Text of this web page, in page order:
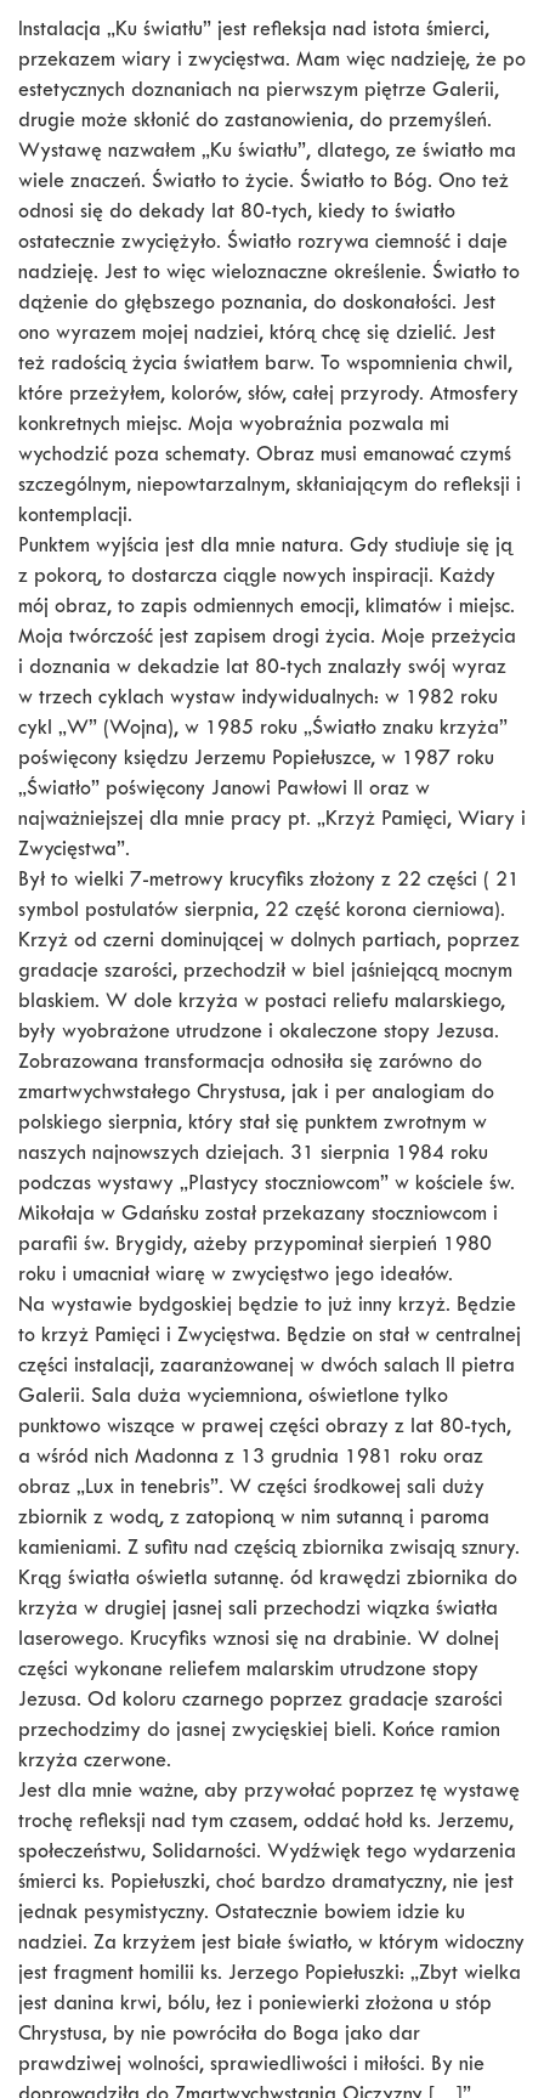
Instalacja „Ku światłu” jest refleksja nad istota śmierci,
przekazem wiary i zwycięstwa. Mam więc nadzieję, że po
estetycznych doznaniach na pierwszym piętrze Galerii,
drugie może skłonić do zastanowienia, do przemyśleń.
Wystawę nazwałem „Ku światłu”, dlatego, ze światło ma
wiele znaczeń. Światło to życie. Światło to Bóg. Ono też
odnosi się do dekady lat 80-tych, kiedy to światło
ostatecznie zwyciężyło. Światło rozrywa ciemność i daje
nadzieję. Jest to więc wieloznaczne określenie. Światło to
dążenie do głębszego poznania, do doskonałości. Jest
ono wyrazem mojej nadziei, którą chcę się dzielić. Jest
też radością życia światłem barw. To wspomnienia chwil,
które przeżyłem, kolorów, słów, całej przyrody. Atmosfery
konkretnych miejsc. Moja wyobraźnia pozwala mi
wychodzić poza schematy. Obraz musi emanować czymś
szczególnym, niepowtarzalnym, skłaniającym do refleksji i
kontemplacji.
Punktem wyjścia jest dla mnie natura. Gdy studiuje się ją
z pokorą, to dostarcza ciągle nowych inspiracji. Każdy
mój obraz, to zapis odmiennych emocji, klimatów i miejsc.
Moja twórczość jest zapisem drogi życia. Moje przeżycia
i doznania w dekadzie lat 80-tych znalazły swój wyraz
w trzech cyklach wystaw indywidualnych: w 1982 roku
cykl „W” (Wojna), w 1985 roku „Światło znaku krzyża”
poświęcony księdzu Jerzemu Popiełuszce, w 1987 roku
„Światło” poświęcony Janowi Pawłowi II oraz w
najważniejszej dla mnie pracy pt. „Krzyż Pamięci, Wiary i
Zwycięstwa”.
Był to wielki 7-metrowy krucyfiks złożony z 22 części ( 21
symbol postulatów sierpnia, 22 część korona cierniowa).
Krzyż od czerni dominującej w dolnych partiach, poprzez
gradacje szarości, przechodził w biel jaśniejącą mocnym
blaskiem. W dole krzyża w postaci reliefu malarskiego,
były wyobrażone utrudzone i okaleczone stopy Jezusa.
Zobrazowana transformacja odnosiła się zarówno do
zmartwychwstałego Chrystusa, jak i per analogiam do
polskiego sierpnia, który stał się punktem zwrotnym w
naszych najnowszych dziejach. 31 sierpnia 1984 roku
podczas wystawy „Plastycy stoczniowcom” w kościele św.
Mikołaja w Gdańsku został przekazany stoczniowcom i
parafii św. Brygidy, ażeby przypominał sierpień 1980
roku i umacniał wiarę w zwycięstwo jego ideałów.
Na wystawie bydgoskiej będzie to już inny krzyż. Będzie
to krzyż Pamięci i Zwycięstwa. Będzie on stał w centralnej
części instalacji, zaaranżowanej w dwóch salach II pietra
Galerii. Sala duża wyciemniona, oświetlone tylko
punktowo wiszące w prawej części obrazy z lat 80-tych,
a wśród nich Madonna z 13 grudnia 1981 roku oraz
obraz „Lux in tenebris”. W części środkowej sali duży
zbiornik z wodą, z zatopioną w nim sutanną i paroma
kamieniami. Z sufitu nad częścią zbiornika zwisają sznury.
Krąg światła oświetla sutannę. ód krawędzi zbiornika do
krzyża w drugiej jasnej sali przechodzi wiązka światła
laserowego. Krucyfiks wznosi się na drabinie. W dolnej
części wykonane reliefem malarskim utrudzone stopy
Jezusa. Od koloru czarnego poprzez gradacje szarości
przechodzimy do jasnej zwycięskiej bieli. Końce ramion
krzyża czerwone.
Jest dla mnie ważne, aby przywołać poprzez tę wystawę
trochę refleksji nad tym czasem, oddać hołd ks. Jerzemu,
społeczeństwu, Solidarności. Wydźwięk tego wydarzenia
śmierci ks. Popiełuszki, choć bardzo dramatyczny, nie jest
jednak pesymistyczny. Ostatecznie bowiem idzie ku
nadziei. Za krzyżem jest białe światło, w którym widoczny
jest fragment homilii ks. Jerzego Popiełuszki: „Zbyt wielka
jest danina krwi, bólu, łez i poniewierki złożona u stóp
Chrystusa, by nie powróciła do Boga jako dar
prawdziwej wolności, sprawiedliwości i miłości. By nie